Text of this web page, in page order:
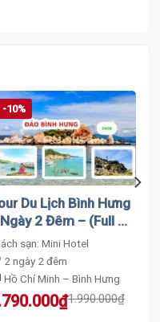
-10%
Du Lịch Bình Hưng
2 Đêm – (Full Từ
→ Z)sạn: Mini Hotel
2 ngày 2 đêm
Hồ Chí Minh – Bình Hưng
1.990.000₫
₫